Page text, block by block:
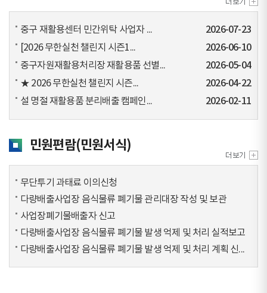
중구 재활용센터 민간위탁 사업자 ...
2026-07-23
[2026 무한실천 챌린지 시즌1...
2026-06-10
중구자원재활용처리장 재활용품 선별...
2026-05-04
★ 2026 무한실천 챌린지 시즌...
2026-04-22
설 명절 재활용품 분리배출 캠페인...
2026-02-11
민원편람(민원서식)
무단투기 과태료 이의신청
다량배출사업장 음식물류 폐기물 관리대장 작성 및 보관
사업장폐기물배출자 신고
다량배출사업장 음식물류 폐기물 발생 억제 및 처리 실적보고
다량배출사업장 음식물류 폐기물 발생 억제 및 처리 계획 신...